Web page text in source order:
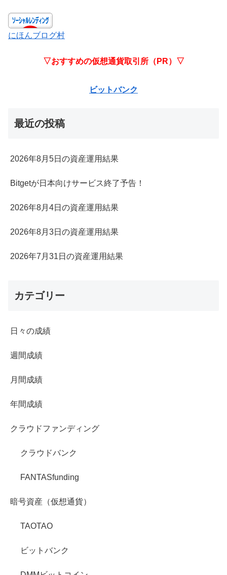
にほんブログ村
▽おすすめの仮想通貨取引所（PR）▽
ビットバンク
最近の投稿
2026年8月5日の資産運用結果
Bitgetが日本向けサービス終了予告！
2026年8月4日の資産運用結果
2026年8月3日の資産運用結果
2026年7月31日の資産運用結果
カテゴリー
日々の成績
週間成績
月間成績
年間成績
クラウドファンディング
クラウドバンク
FANTASfunding
暗号資産（仮想通貨）
TAOTAO
ビットバンク